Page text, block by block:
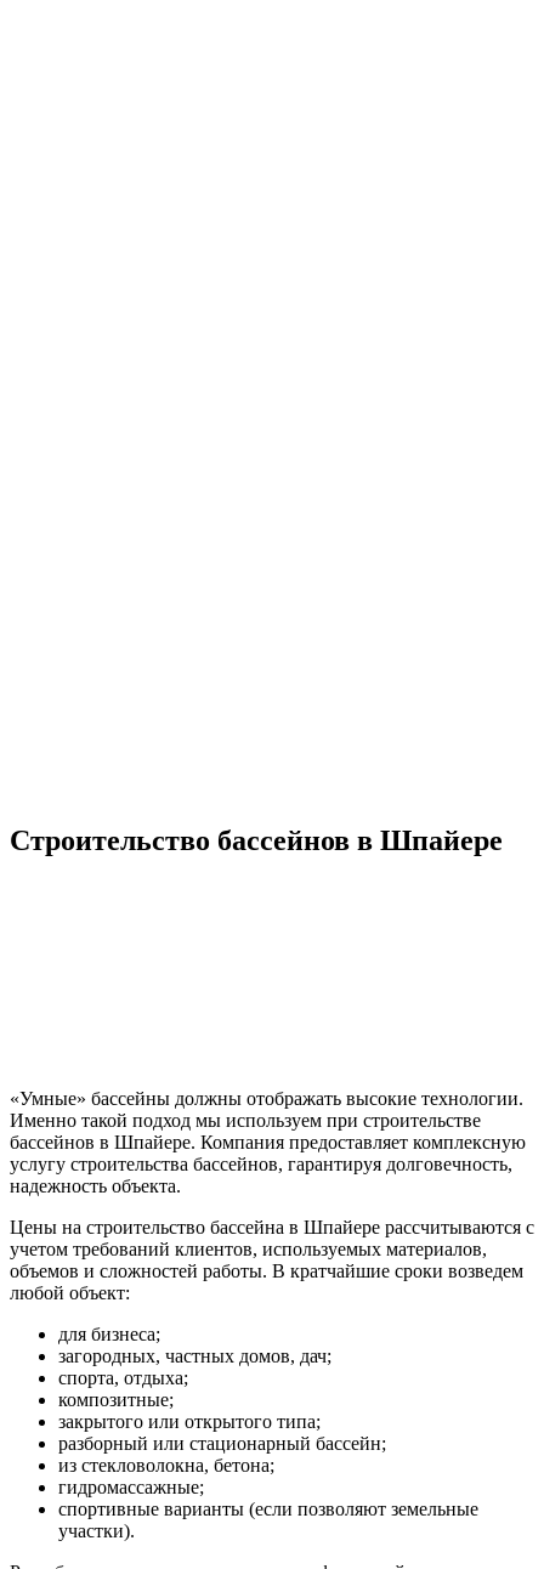
Строительство бассейнов в Шпайере
«Умные» бассейны должны отображать высокие технологии.
Именно такой подход мы используем при строительстве
бассейнов в Шпайере. Компания предоставляет комплексную
услугу строительства бассейнов, гарантируя долговечность,
надежность объекта.
Цены на строительство бассейна в Шпайере рассчитываются с
учетом требований клиентов, используемых материалов,
объемов и сложностей работы. В кратчайшие сроки возведем
любой объект:
для бизнеса;
загородных, частных домов, дач;
спорта, отдыха;
композитные;
закрытого или открытого типа;
разборный или стационарный бассейн;
из стекловолокна, бетона;
гидромассажные;
спортивные варианты (если позволяют земельные
участки).